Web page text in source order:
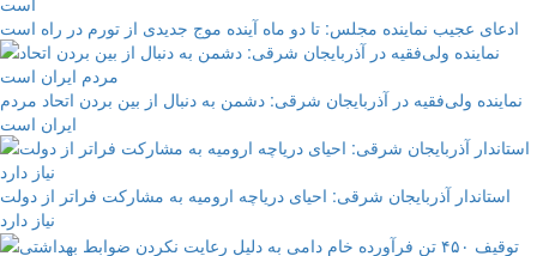
ادعای عجیب نماینده مجلس: تا دو ماه آینده موج جدیدی از تورم در راه است
نماینده ولی‌فقیه در آذربایجان شرقی: دشمن به دنبال از بین بردن اتحاد مردم
ایران است
استاندار آذربایجان شرقی: احیای دریاچه ارومیه به مشارکت فراتر از دولت
نیاز دارد